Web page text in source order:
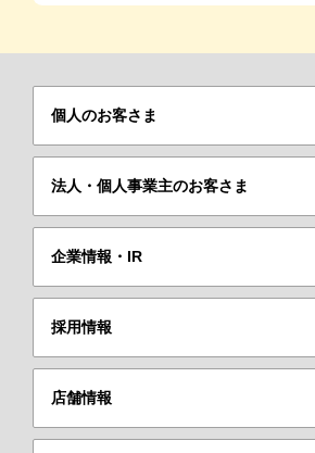
個人のお客さま
法人・個人事業主のお客さま
企業情報・IR
採用情報
店舗情報